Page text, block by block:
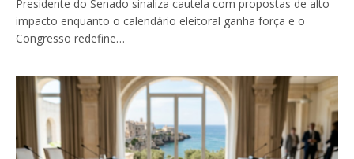
Presidente do Senado sinaliza cautela com propostas de alto
impacto enquanto o calendário eleitoral ganha força e o
Congresso redefine…